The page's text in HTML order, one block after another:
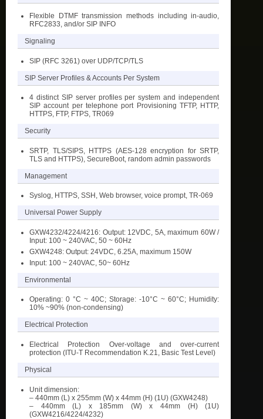
Flexible DTMF transmission methods including in-audio,
RFC2833, and/or SIP INFO
Signaling
SIP (RFC 3261) over UDP/TCP/TLS
SIP Server Profiles & Accounts Per System
4 distinct SIP server profiles per system and independent
SIP account per telephone port Provisioning TFTP, HTTP,
HTTPS, FTP, FTPS, TR069
Security
SRTP, TLS/SIPS, HTTPS (AES-128 encryption for SRTP,
TLS and HTTPS), SecureBoot, random admin passwords
Management
Syslog, HTTPS, SSH, Web browser, voice prompt, TR-069
Universal Power Supply
GXW4232/4224/4216: Output: 12VDC, 5A, maximum 60W /
Input: 100 ~ 240VAC, 50 ~ 60Hz
GXW4248: Output: 24VDC, 6.25A, maximum 150W
Input: 100 ~ 240VAC, 50~ 60Hz
Environmental
Operating: 0 °C ~ 40C; Storage: -10°C ~ 60°C; Humidity:
10% ~90% (non-condensing)
Electrical Protection
Electrical Protection Over-voltage and over-current
protection (ITU-T Recommendation K.21, Basic Test Level)
Physical
Unit dimension:
– 440mm (L) x 255mm (W) x 44mm (H) (1U) (GXW4248)
– 440mm (L) x 185mm (W) x 44mm (H) (1U)
(GXW4216/4224/4232)